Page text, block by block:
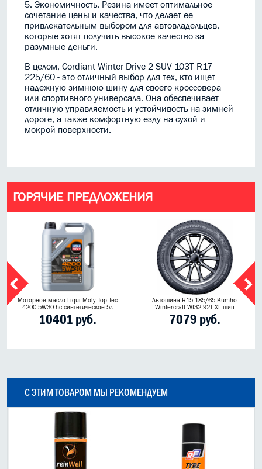
5. Экономичность. Резина имеет оптимальное
сочетание цены и качества, что делает ее
привлекательным выбором для автовладельцев,
которые хотят получить высокое качество за
разумные деньги.
В целом, Cordiant Winter Drive 2 SUV 103T R17
225/60 - это отличный выбор для тех, кто ищет
надежную зимнюю шину для своего кроссовера
или спортивного универсала. Она обеспечивает
отличную управляемость и устойчивость на зимней
дороге, а также комфортную езду на сухой и
мокрой поверхности.
ГОРЯЧИЕ ПРЕДЛОЖЕНИЯ
Моторное масло Liqui Moly Top Tec
4200 5W30 hc-синтетическое 5л
10401 руб.
Автошина R15 185/65 Kumho
Wintercraft WI32 92T XL шип
7079 руб.
С ЭТИМ ТОВАРОМ МЫ РЕКОМЕНДУЕМ